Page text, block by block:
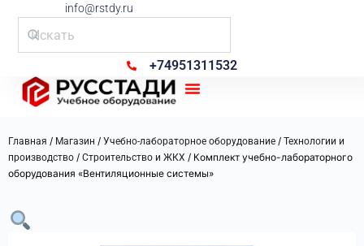
info@rstdy.ru
+74951311532
Главная / Магазин / Учебно-лабораторное оборудование / Технологии и
производство / Строительство и ЖКХ / Комплект учебно-лабораторного
оборудования «Вентиляционные системы»